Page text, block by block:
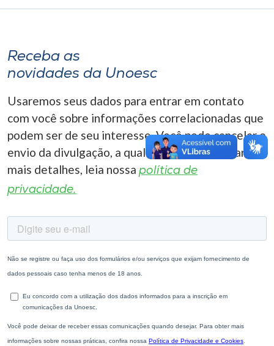
o idioma
A-
Receba as
novidades da Unoesc
Usaremos seus dados para entrar em contato
com você sobre informações correlacionadas que
podem ser de seu interesse. Você pode cancelar o
envio da divulgação, a qualquer momento. Para
mais detalhes, leia nossa política de
privacidade.